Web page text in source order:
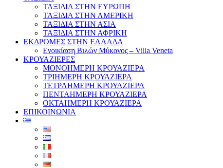
ΤΑΞΙΔΙΑ ΣΤΗΝ ΕΥΡΩΠΗ
ΤΑΞΙΔΙΑ ΣΤΗΝ ΑΜΕΡΙΚΗ
ΤΑΞΙΔΙΑ ΣΤΗΝ ΑΣΙΑ
ΤΑΞΙΔΙΑ ΣΤΗΝ ΑΦΡΙΚΗ
ΕΚΔΡΟΜΕΣ ΣΤΗΝ ΕΛΛΑΔΑ
Ενοικίαση Βιλών Μύκονος – Villa Veneta
ΚΡΟΥΑΖΙΕΡΕΣ
ΜΟΝΟΗΜΕΡΗ ΚΡΟΥΑΖΙΕΡΑ
ΤΡΙΗΜΕΡΗ ΚΡΟΥΑΖΙΕΡΑ
ΤΕΤΡΑΗΜΕΡΗ ΚΡΟΥΑΖΙΕΡΑ
ΠΕΝΤΑΗΜΕΡΗ ΚΡΟΥΑΖΙΕΡΑ
ΟΚΤΑΗΜΕΡΗ ΚΡΟΥΑΖΙΕΡΑ
ΕΠΙΚΟΙΝΩΝΙΑ